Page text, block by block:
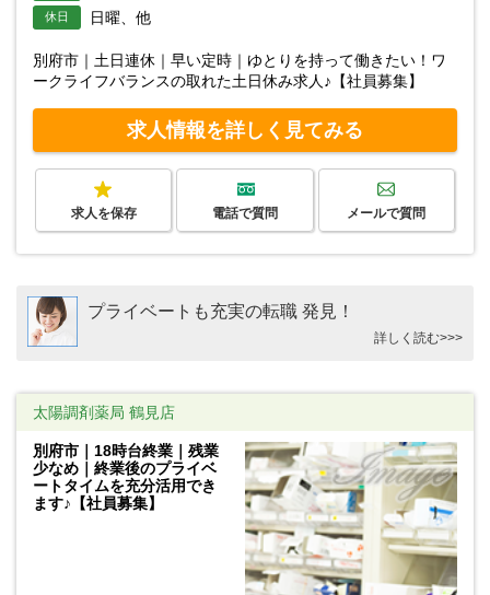
休日 日曜、他
別府市｜土日連休｜早い定時｜ゆとりを持って働きたい！ワ
ークライフバランスの取れた土日休み求人♪【社員募集】
求人情報を詳しく見てみる
求人を保存 電話で質問 メールで質問
プライベートも充実の転職 発見！
詳しく読む>>>
太陽調剤薬局 鶴見店
別府市｜18時台終業｜残業
少なめ｜終業後のプライベ
ートタイムを充分活用でき
ます♪【社員募集】